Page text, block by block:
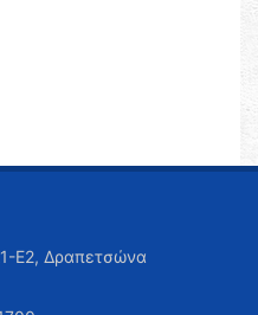
Ε2, Δραπετσώνα